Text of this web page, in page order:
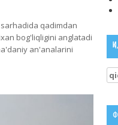
qadimdan
bog'liqligini anglatadi
an'analarini